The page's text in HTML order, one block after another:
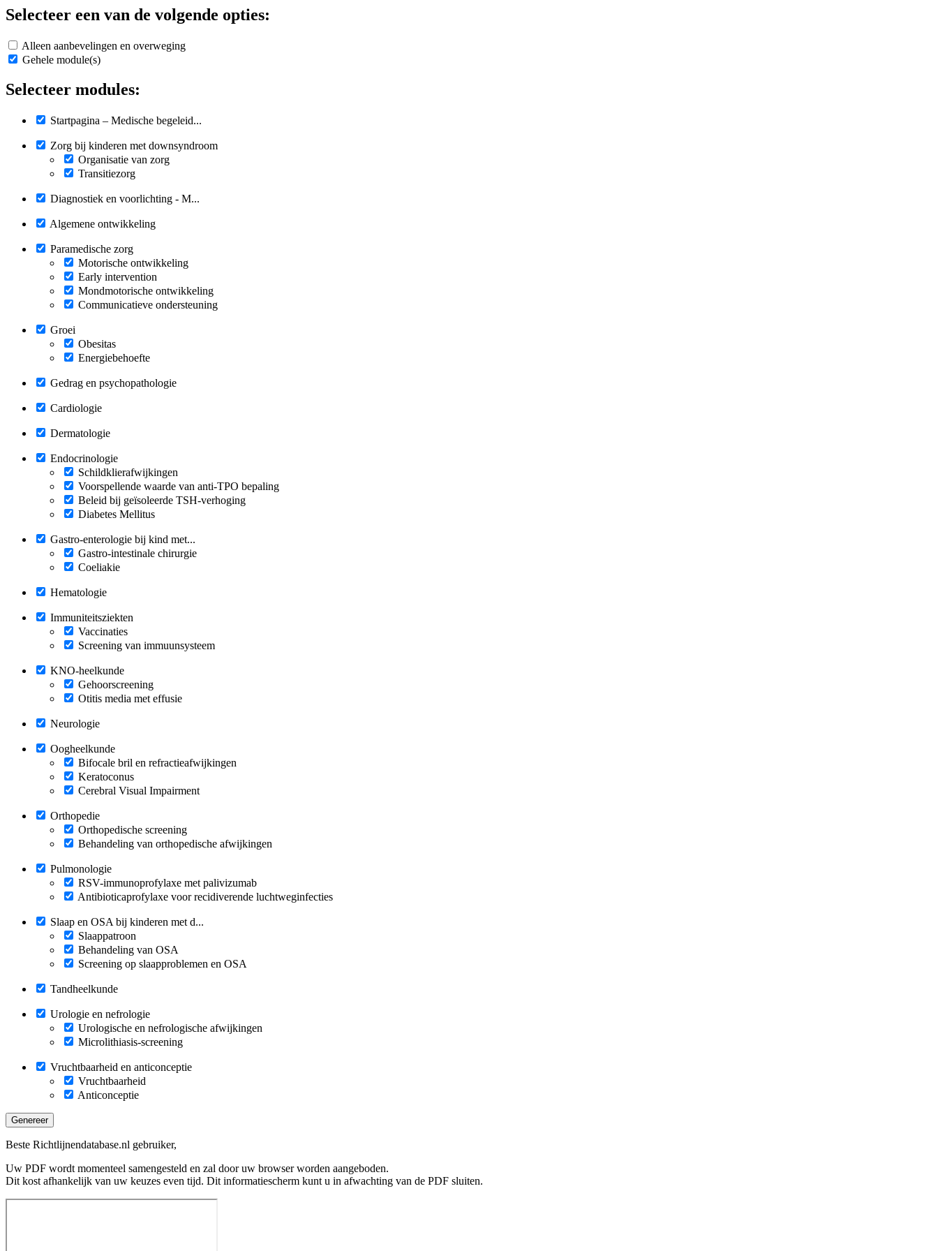
Selecteer een van de volgende opties:
Alleen aanbevelingen en overweging
Gehele module(s)
Selecteer modules:
Startpagina – Medische begeleid...
Zorg bij kinderen met downsyndroom
Organisatie van zorg
Transitiezorg
Diagnostiek en voorlichting - M...
Algemene ontwikkeling
Paramedische zorg
Motorische ontwikkeling
Early intervention
Mondmotorische ontwikkeling
Communicatieve ondersteuning
Groei
Obesitas
Energiebehoefte
Gedrag en psychopathologie
Cardiologie
Dermatologie
Endocrinologie
Schildklierafwijkingen
Voorspellende waarde van anti-TPO bepaling
Beleid bij geïsoleerde TSH-verhoging
Diabetes Mellitus
Gastro-enterologie bij kind met...
Gastro-intestinale chirurgie
Coeliakie
Hematologie
Immuniteitsziekten
Vaccinaties
Screening van immuunsysteem
KNO-heelkunde
Gehoorscreening
Otitis media met effusie
Neurologie
Oogheelkunde
Bifocale bril en refractieafwijkingen
Keratoconus
Cerebral Visual Impairment
Orthopedie
Orthopedische screening
Behandeling van orthopedische afwijkingen
Pulmonologie
RSV-immunoprofylaxe met palivizumab
Antibioticaprofylaxe voor recidiverende luchtweginfecties
Slaap en OSA bij kinderen met d...
Slaappatroon
Behandeling van OSA
Screening op slaapproblemen en OSA
Tandheelkunde
Urologie en nefrologie
Urologische en nefrologische afwijkingen
Microlithiasis-screening
Vruchtbaarheid en anticonceptie
Vruchtbaarheid
Anticonceptie
Genereer
Beste Richtlijnendatabase.nl gebruiker,
Uw PDF wordt momenteel samengesteld en zal door uw browser worden aangeboden.
Dit kost afhankelijk van uw keuzes even tijd. Dit informatiescherm kunt u in afwachting van de PDF sluiten.